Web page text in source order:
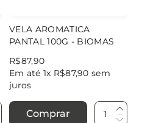
VELA AROMATICA
PANTAL 100G - BIOMAS
R$87,90
Em até 1x R$87,90 sem
juros
Comprar